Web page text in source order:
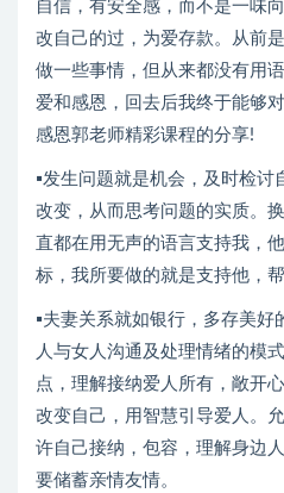
自信，有安全感，而不是一味
改自己的过，为爱存款。从前
做一些事情，但从来都没有用
爱和感恩，回去后我终于能够
感恩郭老师精彩课程的分享!
▪发生问题就是机会，及时检讨
改变，从而思考问题的实质。
直都在用无声的语言支持我，
标，我所要做的就是支持他，
▪夫妻关系就如银行，多存美好
人与女人沟通及处理情绪的模
点，理解接纳爱人所有，敞开
改变自己，用智慧引导爱人。
许自己接纳，包容，理解身边
要储蓄亲情友情。